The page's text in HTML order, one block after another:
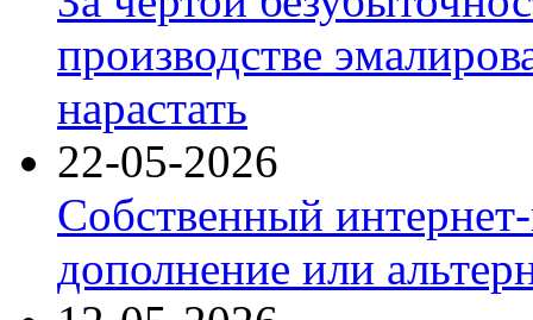
производстве
нарастать
22-05-2026
Собственный
дополнение или